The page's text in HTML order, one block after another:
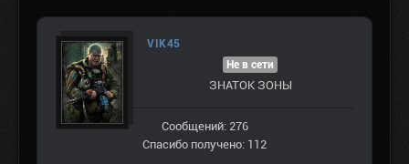
VIK45
Не в сети
ЗНАТОК ЗОНЫ
Сообщений: 276
Спасибо получено: 112